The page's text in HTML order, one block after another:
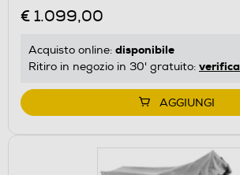
€ 1.099,00
Acquisto online: disponibile
Ritiro in negozio in 30' gratuito: verifica
AGGIUNGI